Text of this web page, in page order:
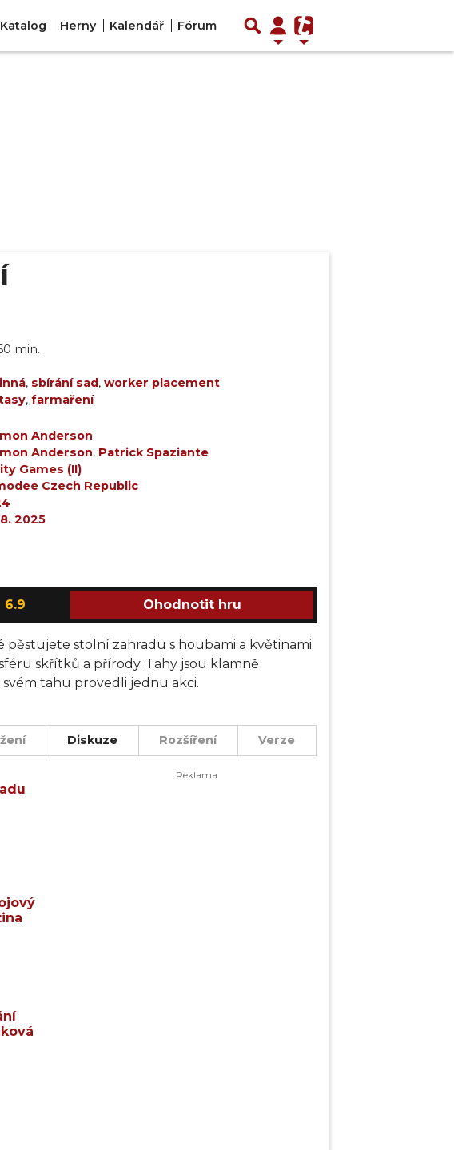
Katalog Herny Kalendář Fórum
min.
, sbírání sad, worker placement
, farmaření
Anderson
Anderson, Patrick Spaziante
Games (II)
Czech Republic
2025
6.9 Ohodnotit hru
stolní zahradu s houbami a květinami.
skřítků a přírody. Tahy jsou klamně
tahu provedli jednu akci.
Diskuze Rozšíření Verze